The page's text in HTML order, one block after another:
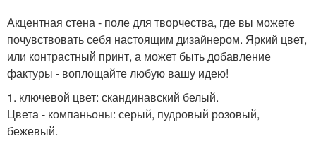
Акцентная стена - поле для творчества, где вы можете
почувствовать себя настоящим дизайнером. Яркий цвет,
или контрастный принт, а может быть добавление
фактуры - воплощайте любую вашу идею!
1. ключевой цвет: скандинавский белый.
Цвета - компаньоны: серый, пудровый розовый,
бежевый.